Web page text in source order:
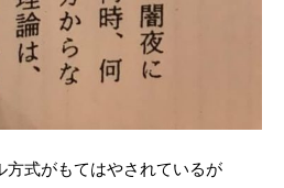
方式がもてはやされているが